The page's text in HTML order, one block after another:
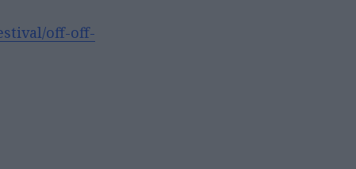
off-off-